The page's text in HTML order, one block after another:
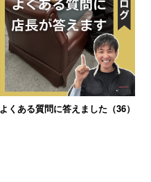
よくある質問に答えました（36）